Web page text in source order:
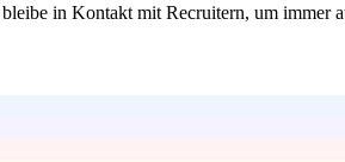
in Kontakt mit Recruitern, um immer